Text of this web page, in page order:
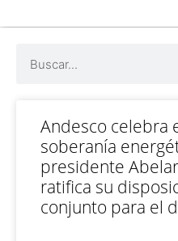
Andesco celebra
soberanía
presidente
ratifica su
conjunto para el